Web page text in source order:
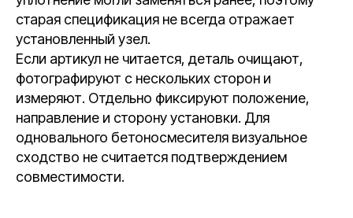
старая спецификация не всегда отражает
установленный узел.
Если артикул не читается, деталь очищают,
фотографируют с нескольких сторон и
измеряют. Отдельно фиксируют положение,
направление и сторону установки. Для
одновального бетоносмесителя визуальное
сходство не считается подтверждением
совместимости.